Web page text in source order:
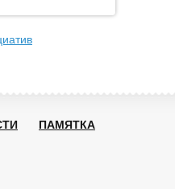
ПАМЯТКА